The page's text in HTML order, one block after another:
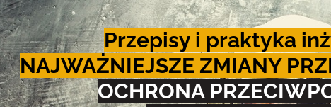
Przepisy i praktyka
NAJWAŻNIEJSZE ZMIANY
OCHRONA